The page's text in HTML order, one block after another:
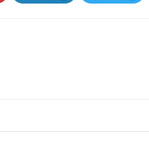
Twitter
LinkedIn